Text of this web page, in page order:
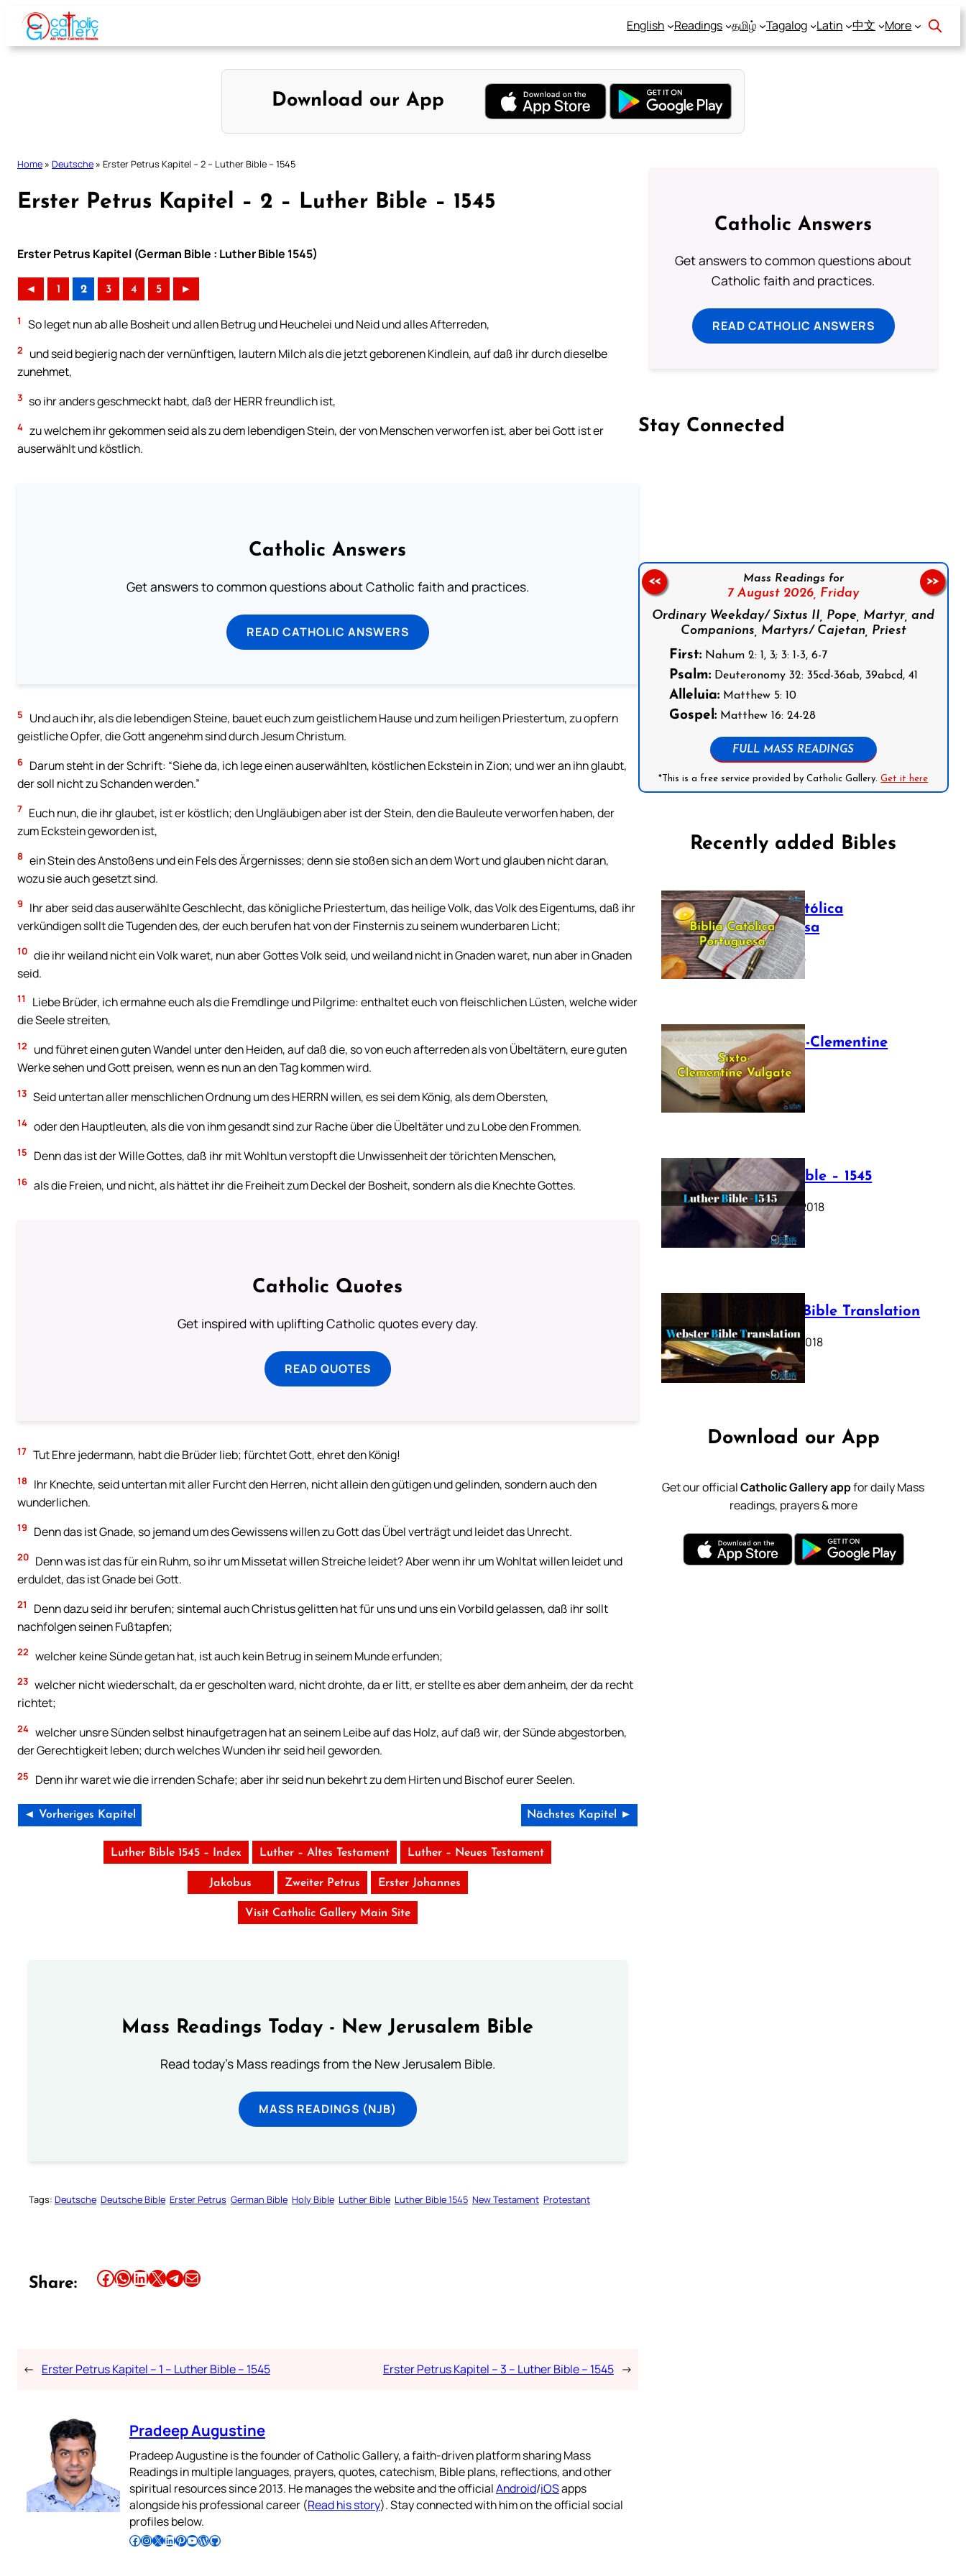
Skip
content
English Readings தமிழ் Tagalog Latin 中文 More
Download our App
Home » Deutsche » Erster Petrus Kapitel – 2 – Luther Bible – 1545
Erster Petrus Kapitel – 2 – Luther Bible – 1545
Erster Petrus Kapitel (German Bible : Luther Bible 1545)
◄ 1 2 3 4 5 ►
1 So leget nun ab alle Bosheit und allen Betrug und Heuchelei und Neid und alles Afterreden,
2
und seid begierig nach der vernünftigen, lautern Milch als die jetzt geborenen Kindlein, auf daß ihr durch dieselbe
zunehmet,
3 so ihr anders geschmeckt habt, daß der HERR freundlich ist,
4 zu welchem ihr gekommen seid als zu dem lebendigen Stein, der von Menschen verworfen ist, aber bei Gott ist er
auserwählt und köstlich.
Catholic Answers
Get answers to common questions about Catholic faith and practices.
READ CATHOLIC ANSWERS
5
Und auch ihr, als die lebendigen Steine, bauet euch zum geistlichem Hause und zum heiligen Priestertum, zu opfern
geistliche Opfer, die Gott angenehm sind durch Jesum Christum.
6 Darum steht in der Schrift: “Siehe da, ich lege einen auserwählten, köstlichen Eckstein in Zion; und wer an ihn glaubt,
der soll nicht zu Schanden werden.”
7 Euch nun, die ihr glaubet, ist er köstlich; den Ungläubigen aber ist der Stein, den die Bauleute verworfen haben, der
zum Eckstein geworden ist,
8 ein Stein des Anstoßens und ein Fels des Ärgernisses; denn sie stoßen sich an dem Wort und glauben nicht daran,
wozu sie auch gesetzt sind.
9
Ihr aber seid das auserwählte Geschlecht, das königliche Priestertum, das heilige Volk, das Volk des Eigentums, daß ihr
verkündigen sollt die Tugenden des, der euch berufen hat von der Finsternis zu seinem wunderbaren Licht;
10 die ihr weiland nicht ein Volk waret, nun aber Gottes Volk seid, und weiland nicht in Gnaden waret, nun aber in Gnaden
seid.
11
Liebe Brüder, ich ermahne euch als die Fremdlinge und Pilgrime: enthaltet euch von fleischlichen Lüsten, welche wider
die Seele streiten,
12
und führet einen guten Wandel unter den Heiden, auf daß die, so von euch afterreden als von Übeltätern, eure guten
Werke sehen und Gott preisen, wenn es nun an den Tag kommen wird.
13 Seid untertan aller menschlichen Ordnung um des HERRN willen, es sei dem König, als dem Obersten,
14 oder den Hauptleuten, als die von ihm gesandt sind zur Rache über die Übeltäter und zu Lobe den Frommen.
15 Denn das ist der Wille Gottes, daß ihr mit Wohltun verstopft die Unwissenheit der törichten Menschen,
16 als die Freien, und nicht, als hättet ihr die Freiheit zum Deckel der Bosheit, sondern als die Knechte Gottes.
Catholic Quotes
Get inspired with uplifting Catholic quotes every day.
READ QUOTES
17 Tut Ehre jedermann, habt die Brüder lieb; fürchtet Gott, ehret den König!
18
Ihr Knechte, seid untertan mit aller Furcht den Herren, nicht allein den gütigen und gelinden, sondern auch den
wunderlichen.
19 Denn das ist Gnade, so jemand um des Gewissens willen zu Gott das Übel verträgt und leidet das Unrecht.
20 Denn was ist das für ein Ruhm, so ihr um Missetat willen Streiche leidet? Aber wenn ihr um Wohltat willen leidet und
erduldet, das ist Gnade bei Gott.
21
Denn dazu seid ihr berufen; sintemal auch Christus gelitten hat für uns und uns ein Vorbild gelassen, daß ihr sollt
nachfolgen seinen Fußtapfen;
22 welcher keine Sünde getan hat, ist auch kein Betrug in seinem Munde erfunden;
23 welcher nicht wiederschalt, da er gescholten ward, nicht drohte, da er litt, er stellte es aber dem anheim, der da recht
richtet;
24 welcher unsre Sünden selbst hinaufgetragen hat an seinem Leibe auf das Holz, auf daß wir, der Sünde abgestorben,
der Gerechtigkeit leben; durch welches Wunden ihr seid heil geworden.
25 Denn ihr waret wie die irrenden Schafe; aber ihr seid nun bekehrt zu dem Hirten und Bischof eurer Seelen.
◄ Vorheriges Kapitel Nächstes Kapitel ►
Luther Bible 1545 – Index Luther – Altes Testament Luther – Neues Testament
Jakobus Zweiter Petrus Erster Johannes
Visit Catholic Gallery Main Site
Mass Readings Today - New Jerusalem Bible
Read today's Mass readings from the New Jerusalem Bible.
MASS READINGS (NJB)
Tags: Deutsche Deutsche Bible Erster Petrus German Bible Holy Bible Luther Bible Luther Bible 1545 New Testament Protestant
Share: Share this article on Facebook Share this article on WhatsApp Share this article on LinkedIn Share this article on X Share this article on TelegramEmail this Article
← Erster Petrus Kapitel – 1 – Luther Bible – 1545 Erster Petrus Kapitel – 3 – Luther Bible – 1545 →
Pradeep Augustine
Pradeep Augustine is the founder of Catholic Gallery, a faith-driven platform sharing Mass
Readings in multiple languages, prayers, quotes, catechism, Bible plans, reflections, and other
spiritual resources since 2013. He manages the website and the officialAndroid/iOSapps
alongside his professional career (Read his story). Stay connected with him on the official social
profiles below.
Follow Pradeep on Facebook Follow Pradeep on InstagramFollow Pradeep on X Follow Pradeep on LinkedIn Follow Pradeep on Pinterest Subscribe to Pradeep’s Youtube Channel Follow Pradeep on WordPress Follow Pradeep on GitHub
Catholic Answers
Get answers to common questions about
Catholic faith and practices.
READ CATHOLIC ANSWERS
Stay Connected
Mass Readings for
7 August 2026, Friday
Ordinary Weekday/ Sixtus II, Pope, Martyr, and
Companions, Martyrs/ Cajetan, Priest
First:Nahum 2: 1, 3; 3: 1-3, 6-7
Psalm:Deuteronomy 32: 35cd-36ab, 39abcd, 41
Alleluia:Matthew 5: 10
Gospel:Matthew 16: 24-28
FULL MASS READINGS
*This is a free service provided by Catholic Gallery.Get it here
<< >>
Recently added Bibles
Bíblia Católica
Portuguesa
July 16, 2025
The Sixto-Clementine
Vulgate
July 12, 2025
Luther Bible – 1545
October 17, 2018
Webster Bible Translation
October 11, 2018
Download our App
Get our officialCatholic Gallery appfor daily Mass
readings, prayers & more